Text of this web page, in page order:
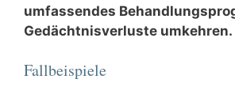
umfassendes
Gedächtnisverluste umkehren.
Fallbeispiele